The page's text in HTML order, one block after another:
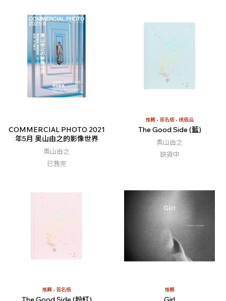
COMMERCIAL PHOTO 2021
年5月 奥山由之的影像世界
奧山由之
已售完
推薦 簽名版 絕版品
The Good Side (藍)
奧山由之
缺貨中
推薦 簽名版 推薦